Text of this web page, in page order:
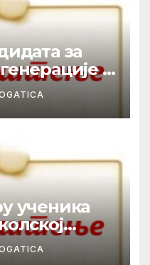
за
у
години
ученика